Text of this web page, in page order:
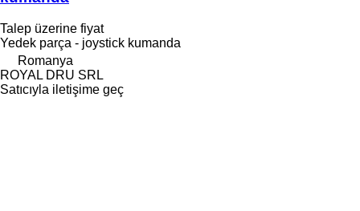
Talep üzerine fiyat
Yedek parça - joystick kumanda
Romanya
ROYAL DRU SRL
Satıcıyla iletişime geç